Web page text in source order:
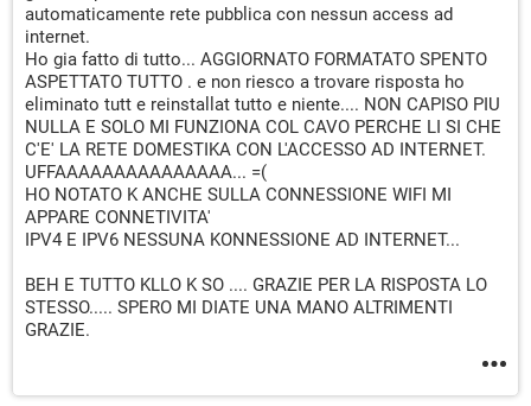
automaticamente rete pubblica con nessun access ad
internet.
Ho gia fatto di tutto... AGGIORNATO FORMATATO SPENTO
ASPETTATO TUTTO . e non riesco a trovare risposta ho
eliminato tutt e reinstallat tutto e niente.... NON CAPISO PIU
NULLA E SOLO MI FUNZIONA COL CAVO PERCHE LI SI CHE
C'E' LA RETE DOMESTIKA CON L'ACCESSO AD INTERNET.
UFFAAAAAAAAAAAAAAA... =(
HO NOTATO K ANCHE SULLA CONNESSIONE WIFI MI
APPARE CONNETIVITA'
IPV4 E IPV6 NESSUNA KONNESSIONE AD INTERNET...
BEH E TUTTO KLLO K SO .... GRAZIE PER LA RISPOSTA LO
STESSO..... SPERO MI DIATE UNA MANO ALTRIMENTI
GRAZIE.